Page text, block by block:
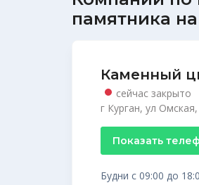
памятника
Каменный
сейчас закрыто
г Курган, ул
Показать
Будни с 09:00 до